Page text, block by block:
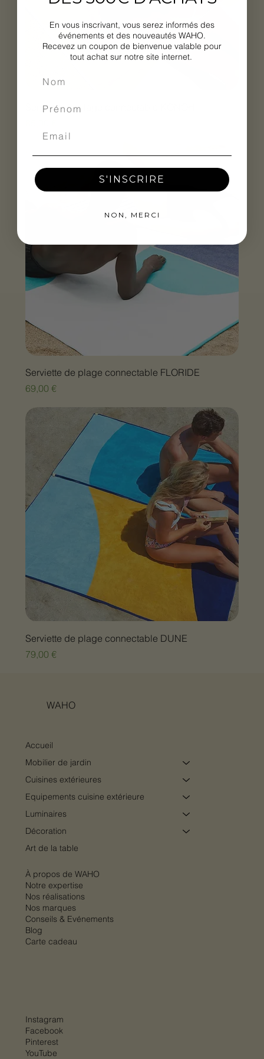
Serviette de plage connectable KONOH
Serviette de plage connectable FLORIDE
Prix
69,00 €
Serviette de plage connectable DUNE
Prix
79,00 €
WAHO
Accueil
Mobilier de jardin
Cuisines extérieures
Equipements cuisine extérieure
Luminaires
Décoration
Art de la table
À propos de WAHO
Notre expertise
Nos réalisations
Nos marques
Conseils & Evénements
Blog
Carte cadeau
Instagram
Facebook
Pinterest
YouTube
En vous inscrivant, vous serez informés des
événements et des nouveautés WAHO.
Recevez un coupon de bienvenue valable pour
tout achat sur notre site internet.
S'INSCRIRE
NON, MERCI